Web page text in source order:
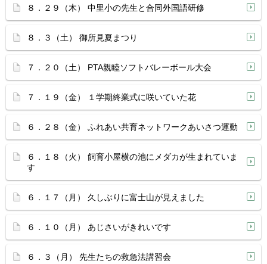
８．２９（木） 中里小の先生と合同外国語研修
８．３（土） 御所見夏まつり
７．２０（土） PTA親睦ソフトバレーボール大会
７．１９（金） １学期終業式に咲いていた花
６．２８（金） ふれあい共育ネットワークあいさつ運動
６．１８（火） 飼育小屋横の池にメダカが生まれていま
す
６．１７（月） 久しぶりに富士山が見えました
６．１０（月） あじさいがきれいです
６．３（月） 先生たちの救急法講習会